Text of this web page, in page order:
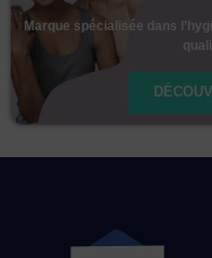
Marque spécialisée dans